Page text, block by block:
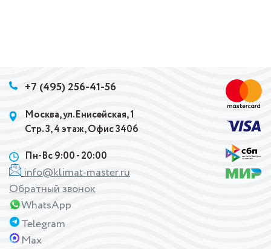
+7 (495) 256-41-56
Москва, ул.Енисейская, 1
Стр. 3, 4 этаж, Офис 3406
Пн-Вс 9:00 - 20:00
info@klimat-master.ru
Обратный звонок
WhatsApp
Telegram
Max